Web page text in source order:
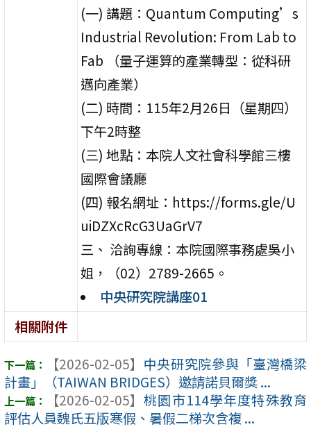
(一) 講題：Quantum Computing’s
Industrial Revolution: From Lab to
Fab （量子運算的產業轉型：從科研
邁向產業）
(二) 時間：115年2月26日（星期四）
下午2時整
(三) 地點：本院人文社會科學館三樓
國際會議廳
(四) 報名網址：https://forms.gle/U
uiDZXcRcG3UaGrV7
三、 洽詢專線：本院國際事務處吳小
姐，（02）2789-2665。
中央研究院講座01
相關附件
【2026-02-05】 中央研究院參與「臺灣橋梁
計畫」（TAIWAN BRIDGES）邀請諾貝爾獎 ...
【2026-02-05】 桃園市114學年度特殊教育
評估人員魏氏五版寒假、暑假二梯次含複 ...